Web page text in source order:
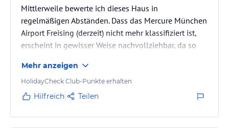
Hoteliers-/Veranstalter-/Kataloginformationen. Alle Angaben
ohne Gewähr und ohne Prüfung durch HolidayCheck. Bitte
lies vor der Buchung die verbindlichen
jeweiligen Veranstalters.
Mittlerweile bewerte ich dieses Haus in
regelmäßigen Abständen. Dass das Mercure München
Airport Freising (derzeit) nicht mehr klassifiziert ist,
erscheint in gewisser Weise nachvollziehbar, da so
Der Standard bewegt sich insgesamt eher im unteren
Bereich dessen, was man üblicherweise von einem
Haus dieser Marke erwarten darf.
Positiv hervorzuheben sind insbesondere die
Mehr anzeigen
HolidayCheck Club-Punkte erhalten
Hilfreich Teilen